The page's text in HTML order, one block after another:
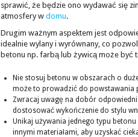
sprawić, że będzie ono wydawać się
atmosfery w domu.
Drugim ważnym aspektem jest
idealnie wylany i wyrównany, co
betonu np. farbą lub żywicą może być
Nie stosuj betonu w obszarach o
może to prowadzić do powstawania
Zwracaj uwagę na dobór
dostosować wykończenie do stylu
Unikaj używania jednego typu
innymi materiałami, aby uzyskać